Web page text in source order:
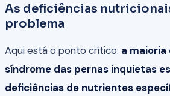
As deficiências
problema
Aqui está o ponto crítico: a maioria
síndrome das pernas inquietas
deficiências de nutrientes